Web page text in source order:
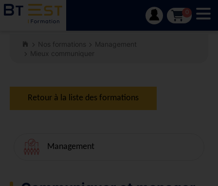
0
Nos formations
Management
Mieux communiquer
Retour à la liste des formations
Management